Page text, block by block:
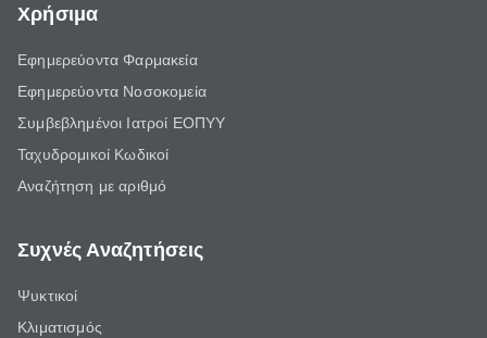
Χρήσιμα
Εφημερεύοντα Φαρμακεία
Εφημερεύοντα Νοσοκομεία
Συμβεβλημένοι Ιατροί ΕΟΠΥΥ
Ταχυδρομικοί Κωδικοί
Αναζήτηση με αριθμό
Συχνές Αναζητήσεις
Ψυκτικοί
Κλιματισμός